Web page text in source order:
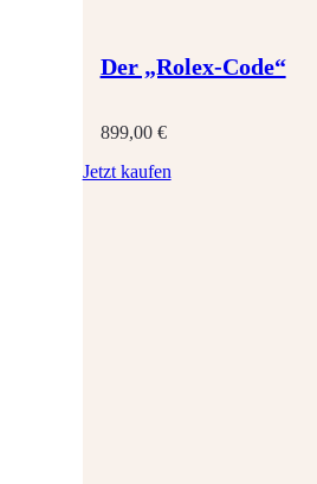
Der „Rolex-Code“
899,00 €
Jetzt kaufen